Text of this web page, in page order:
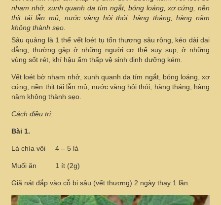
nham nhở, xunh quanh da tím ngắt, bóng loáng, xơ cứng, nền
thịt tái lẫn mủ, nước vàng hôi thói, hàng tháng, hàng năm
không thành sẹo.
Sâu quảng là 1 thể vết loét tụ tổn thương sâu rộng, kéo dài dai
dẳng, thường gặp ở những người cơ thể suy sụp, ở những
vùng sốt rét, khí hậu ẩm thấp vệ sinh dinh dưỡng kém.
Vết loét bờ nham nhở, xunh quanh da tím ngắt, bóng loáng, xơ
cứng, nền thịt tái lẫn mủ, nước vàng hôi thói, hàng tháng, hàng
năm không thành sẹo.
Cách điều trị:
Bài 1.
Lá chìa vôi 4 – 5 lá
Muối ăn 1 ít (2g)
Giã nát đắp vào cỗ bị sâu (vết thương) 2 ngày thay 1 lần.